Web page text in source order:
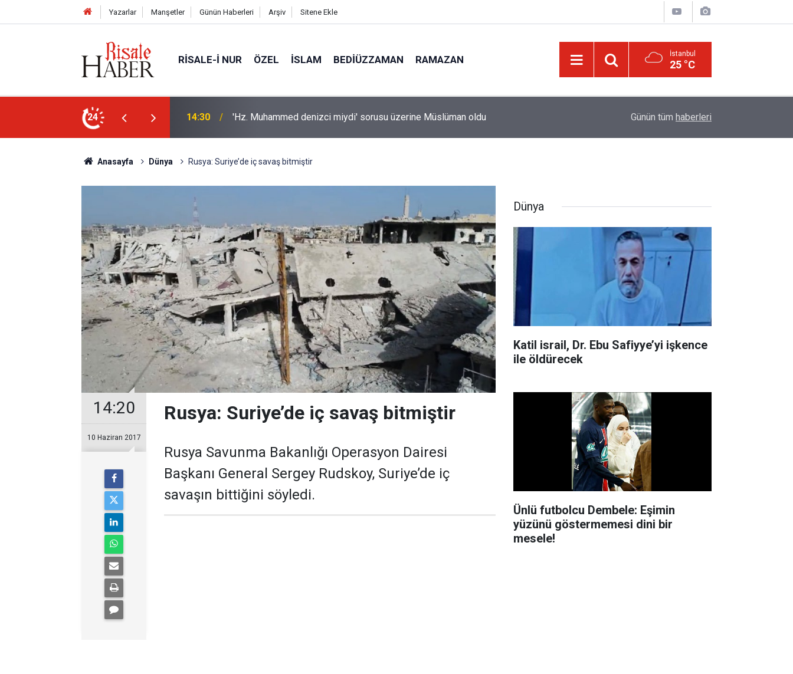
Yazarlar Manşetler Günün Haberleri Arşiv Sitene Ekle
RISALE-I NUR ÖZEL İSLAM BEDIÜZZAMAN RAMAZAN İstanbul
25 °C
24
üzerine Müslüman oldu 13:40 Bilim insanlarından hafıza keşfi: Unutulan anılar geri getirilebilir mi? Katil israil, Dr. Ebu Safiyye’yi işkence ile
Günün tüm haberleri
Anasayfa Dünya Rusya: Suriye’de iç savaş bitmiştir
14:20
10 Haziran 2017
Rusya: Suriye’de iç savaş bitmiştir
Rusya Savunma Bakanlığı Operasyon Dairesi
Başkanı General Sergey Rudskoy, Suriye’de iç
savaşın bittiğini söyledi.
Dünya
Katil israil, Dr. Ebu Safiyye’yi işkence
ile öldürecek
Ünlü futbolcu Dembele: Eşimin
yüzünü göstermemesi dini bir
mesele!